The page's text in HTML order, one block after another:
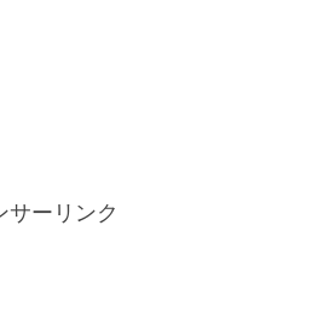
サーリンク